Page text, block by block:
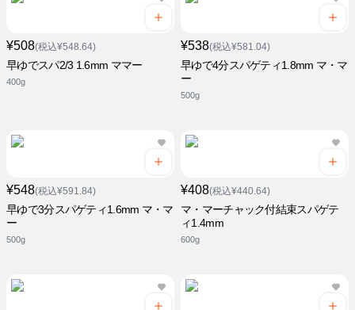
¥508(税込¥548.64)
早ゆでスパ2/3 1.6mm ママー
400g
¥538(税込¥581.04)
早ゆで4分スパゲティ1.8mm マ・マ
ー
500g
¥548(税込¥591.84)
早ゆで3分スパゲティ1.6mm マ・マ
ー
500g
¥408(税込¥440.64)
マ・マーチャック付結束スパゲテ
ィ1.4mm
600g